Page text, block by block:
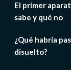
El primer
sabe y qué no
¿Qué habría
disuelto?